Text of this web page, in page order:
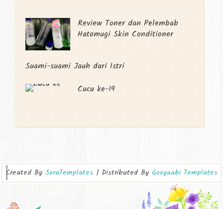
Review Toner dan Pelembab
Hatomugi Skin Conditioner
Suami-suami Jauh dari Istri
Cucu ke-19
Created By SoraTemplates | Distributed By Gooyaabi Templates